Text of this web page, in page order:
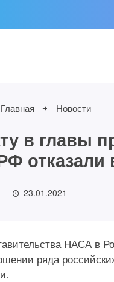
Главная Новости
в главы
отказали
23.01.2021
НАСА в
ряда